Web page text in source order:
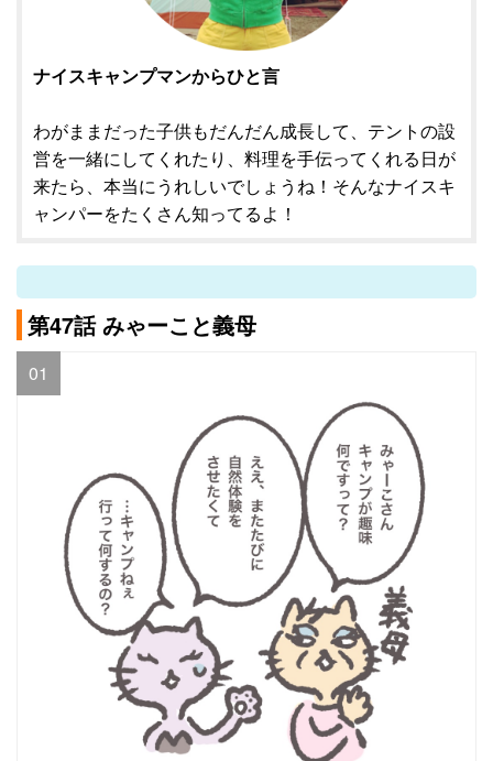
ナイスキャンプマンからひと言
わがままだった子供もだんだん成長して、テントの設
営を一緒にしてくれたり、料理を手伝ってくれる日が
来たら、本当にうれしいでしょうね！そんなナイスキ
ャンパーをたくさん知ってるよ！
第47話 みゃーこと義母